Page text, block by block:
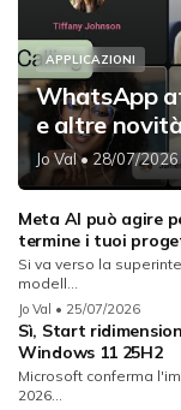
APPLICAZIONI
WhatsApp
e altre
Jo Val• 28/07/2026
Meta AI può agire
termine i tuoi
Si va verso la
modell...
Jo Val • 25/07/2026
Sì, Start
Windows 11 25H2
Microsoft conferma
2026...